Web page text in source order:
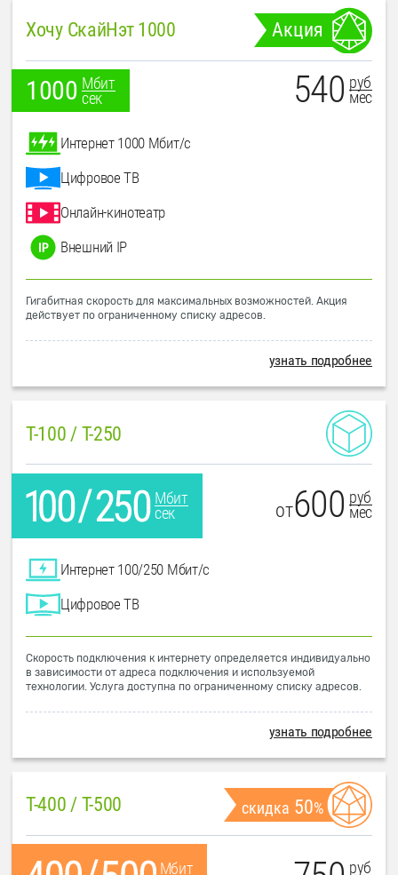
Хочу СкайНэт 1000 Акция
1000 Мбит
сек
540 руб
мес
Интернет 1000 Мбит/с
Цифровое ТВ
Онлайн-кинотеатр
Внешний IP
Гигабитная скорость для максимальных возможностей. Акция
действует по ограниченному списку адресов.
узнать подробнее
T-100 / T-250
Мбит
сек
от600 руб
мес
Интернет 100/250 Мбит/с
Цифровое ТВ
Скорость подключения к интернету определяется индивидуально
в зависимости от адреса подключения и используемой
технологии. Услуга доступна по ограниченному списку адресов.
узнать подробнее
T-400 / T-500 скидка 50%
Мбит
руб